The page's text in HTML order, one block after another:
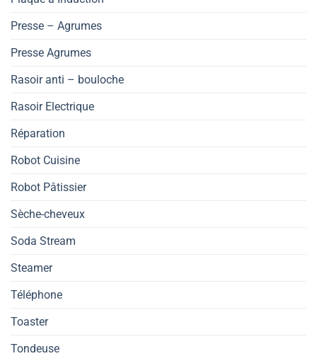
Presse – Agrumes
Presse Agrumes
Rasoir anti – bouloche
Rasoir Electrique
Réparation
Robot Cuisine
Robot Pâtissier
Sèche-cheveux
Soda Stream
Steamer
Téléphone
Toaster
Tondeuse